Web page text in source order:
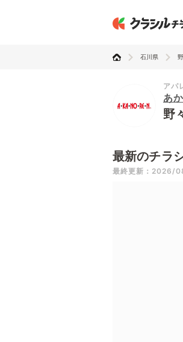
石川県
アパ
あ
野
最新のチラ
最終更新：2026/